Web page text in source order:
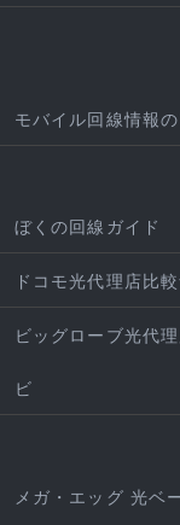
モバイル回線情報
ぼくの回線ガイド
ドコモ光代理店比
ビッグローブ光代
ビ
メガ・エッグ 光ベ